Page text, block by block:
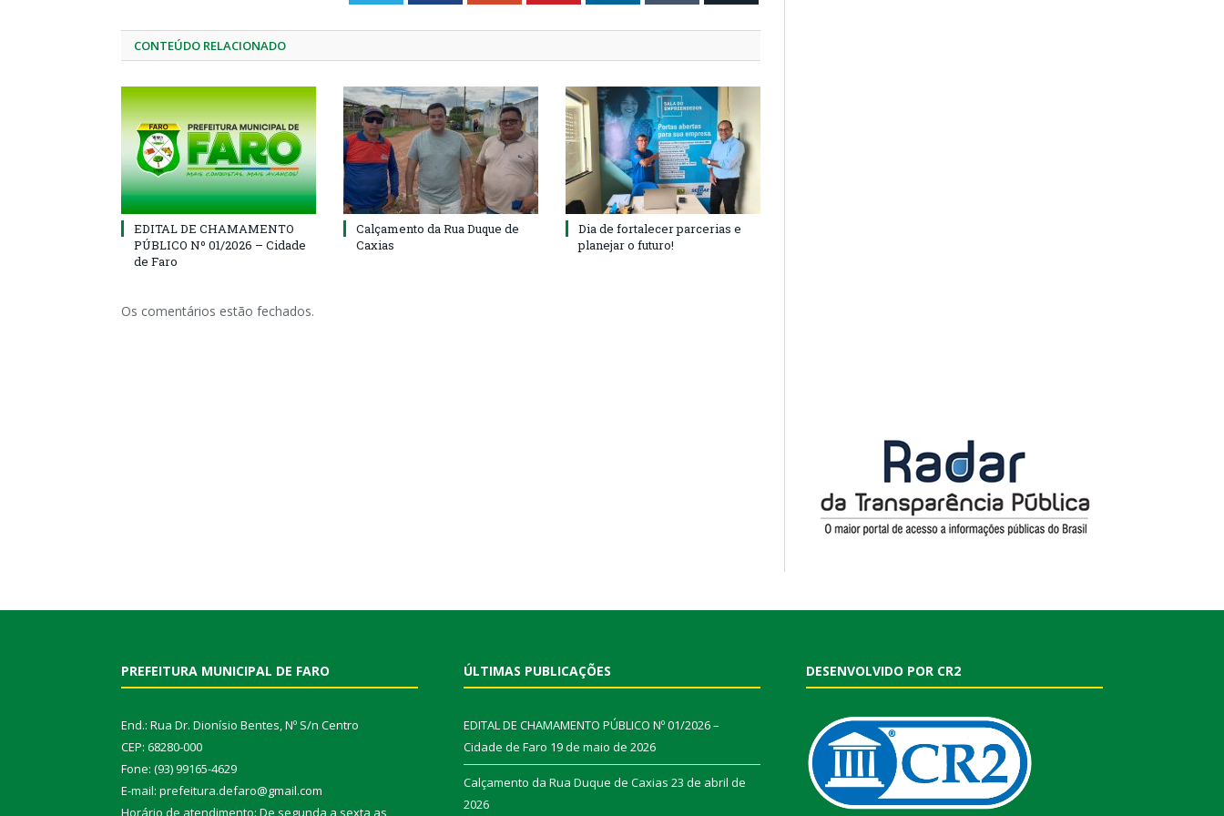
CONTEÚDO RELACIONADO
EDITAL DE CHAMAMENTO
PÚBLICO Nº 01/2026 – Cidade
de Faro
Calçamento da Rua Duque de
Caxias
Dia de fortalecer parcerias e
planejar o futuro!
Os comentários estão fechados.
PREFEITURA MUNICIPAL DE FARO
End.: Rua Dr. Dionísio Bentes, Nº S/n Centro
CEP: 68280-000
Fone: (93) 99165-4629
E-mail: prefeitura.defaro@gmail.com
Horário de atendimento: De segunda a sexta as
ÚLTIMAS PUBLICAÇÕES
EDITAL DE CHAMAMENTO PÚBLICO Nº 01/2026 –
Cidade de Faro 19 de maio de 2026
Calçamento da Rua Duque de Caxias 23 de abril de
2026
DESENVOLVIDO POR CR2